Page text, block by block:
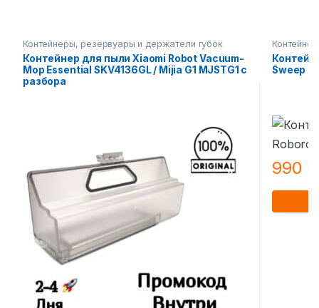
Контейнеры, резервуары и держатели губок
Контейнер для пыли Xiaomi Robot Vacuum-
Mop Essential SKV4136GL / Mijia G1 MJSTG1 с
разбора
Sweep
990 ₽